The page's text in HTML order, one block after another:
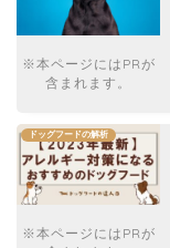
※本ページにはPRが
含まれます。
※本ページにはPRが
ドッグフードの解析